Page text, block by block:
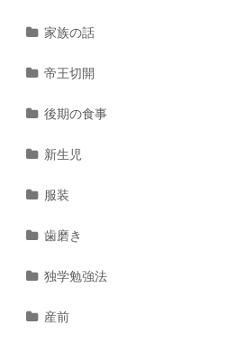
家族の話
帝王切開
後期の食事
新生児
服装
歯磨き
独学勉強法
産前